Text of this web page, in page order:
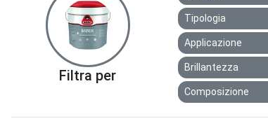
Filtra per
Tipologia
Applicazione
Brillantezza
Composizione